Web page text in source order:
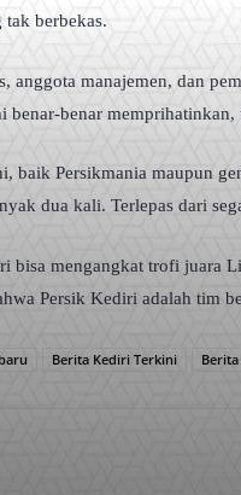
berbekas.
anggota manajemen, dan
benar-benar
baik Persikmania maupun
dua kali. Terlepas dari
bisa mengangkat trofi juara
Persik Kediri adalah tim
Berita Kediri Terkini